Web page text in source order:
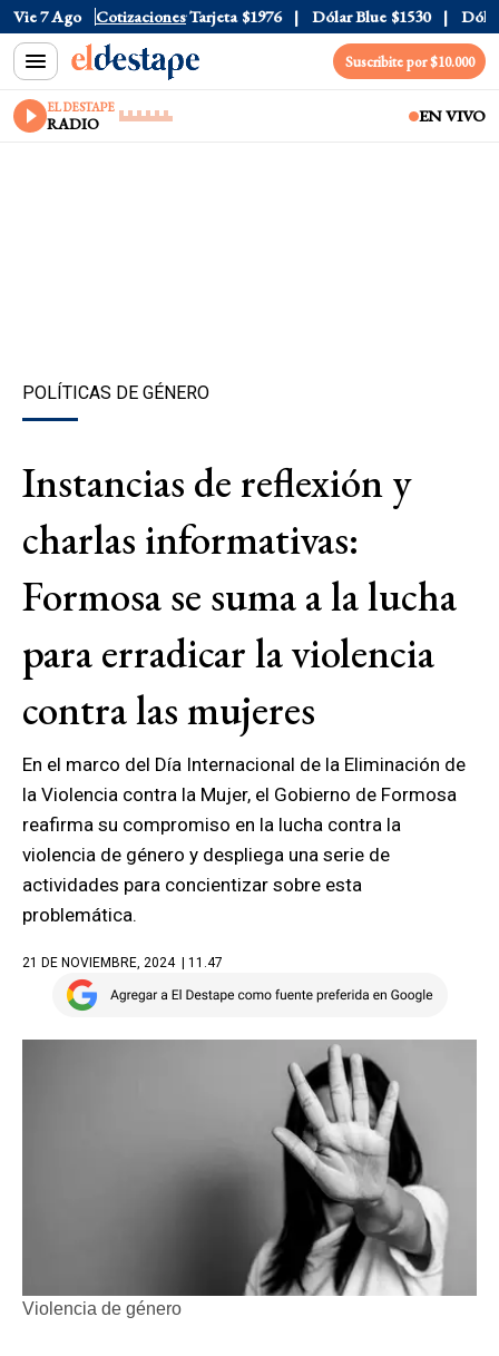
Vie 7 Ago Cotizaciones
$1520 Dólar Tarjeta $1976 Dólar Blue $1530 Dólar
Suscribite por $10.000
EL DESTAPE
RADIO EN VIVO
POLÍTICAS DE GÉNERO
Instancias de reflexión y
charlas informativas:
Formosa se suma a la lucha
para erradicar la violencia
contra las mujeres
En el marco del Día Internacional de la Eliminación de
la Violencia contra la Mujer, el Gobierno de Formosa
reafirma su compromiso en la lucha contra la
violencia de género y despliega una serie de
actividades para concientizar sobre esta
problemática.
21 DE NOVIEMBRE, 2024 | 11.47
Violencia de género